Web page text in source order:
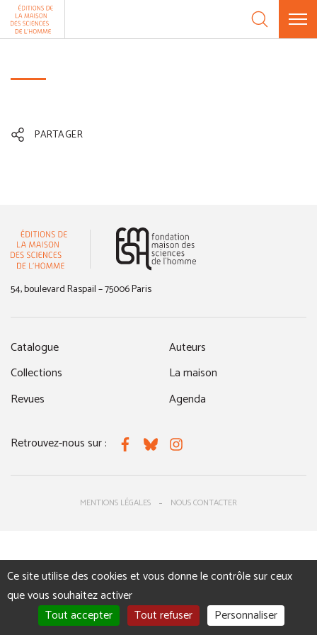
Aller au contenu
PARTAGER
54, boulevard Raspail – 75006 Paris
Catalogue
Collections
Revues
Auteurs
La maison
Agenda
Retrouvez-nous sur : FacebookBlueskyInstagram
MENTIONS LÉGALES NOUS CONTACTER
Panneau de gestion des cookies
Ce site utilise des cookies et vous donne le contrôle sur ceux
que vous souhaitez activer
Tout accepter
Tout refuser Personnaliser